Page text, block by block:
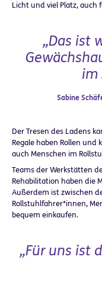
Licht und viel Platz, auch
„Das ist
im
Sabine
Der Tresen des Ladens
Regale haben Rollen und
auch Menschen im
Teams der Werkstätten
Rehabilitation haben die
Außerdem ist zwischen
Rollstuhlfahrer*innen,
bequem einkaufen.
„Für uns ist